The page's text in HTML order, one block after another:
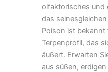
olfaktorisches und
das
Poison ist bekannt
Terpenprofil, das
äußert. Erwarten
aus süßen,